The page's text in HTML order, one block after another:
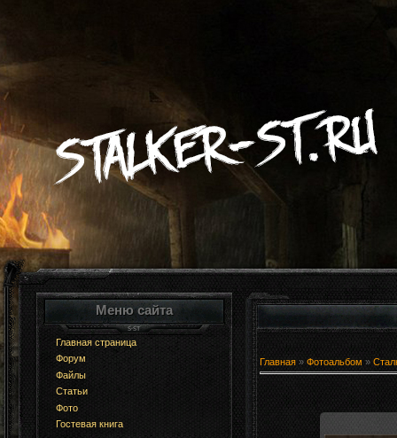
Меню сайта
Главная страница
Форум
Файлы
Статьи
Фото
Гостевая книга
Главная » Фотоальбом »